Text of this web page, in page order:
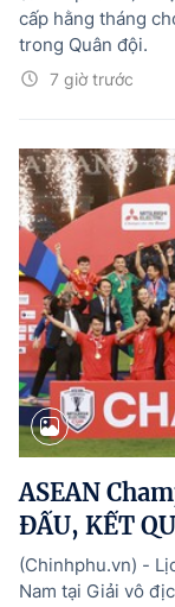
7 giờ trước
cấp hằng tháng
trong Quân đội.
ASEAN
ĐẤU, KẾT
(Chinhphu.vn) -
Nam tại Giải vô